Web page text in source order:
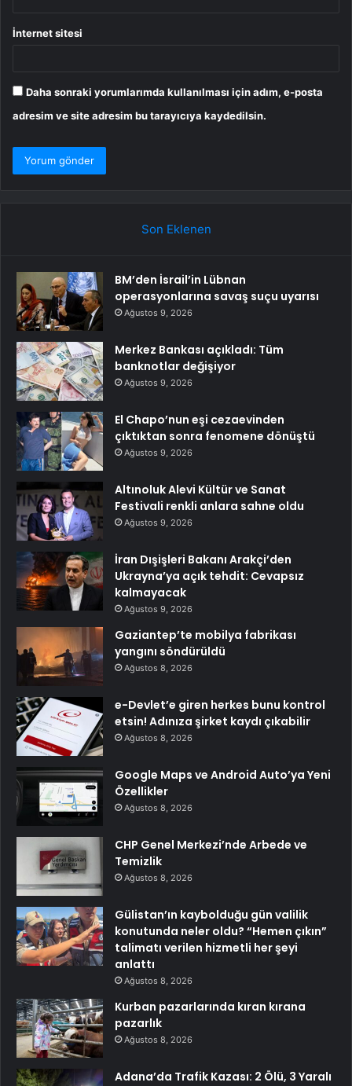
İnternet sitesi
Daha sonraki yorumlarımda kullanılması için adım, e-posta
adresim ve site adresim bu tarayıcıya kaydedilsin.
Son Eklenen
BM’den İsrail’in Lübnan
operasyonlarına savaş suçu uyarısı
Ağustos 9, 2026
Merkez Bankası açıkladı: Tüm
banknotlar değişiyor
Ağustos 9, 2026
El Chapo’nun eşi cezaevinden
çıktıktan sonra fenomene dönüştü
Ağustos 9, 2026
Altınoluk Alevi Kültür ve Sanat
Festivali renkli anlara sahne oldu
Ağustos 9, 2026
İran Dışişleri Bakanı Arakçi’den
Ukrayna’ya açık tehdit: Cevapsız
kalmayacak
Ağustos 9, 2026
Gaziantep’te mobilya fabrikası
yangını söndürüldü
Ağustos 8, 2026
e-Devlet’e giren herkes bunu kontrol
etsin! Adınıza şirket kaydı çıkabilir
Ağustos 8, 2026
Google Maps ve Android Auto’ya Yeni
Özellikler
Ağustos 8, 2026
CHP Genel Merkezi’nde Arbede ve
Temizlik
Ağustos 8, 2026
Gülistan’ın kaybolduğu gün valilik
konutunda neler oldu? “Hemen çıkın”
talimatı verilen hizmetli her şeyi
anlattı
Ağustos 8, 2026
Kurban pazarlarında kıran kırana
pazarlık
Ağustos 8, 2026
Adana’da Trafik Kazası: 2 Ölü, 3 Yaralı